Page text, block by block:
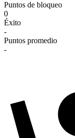
Puntos de bloqueo
0
Éxito
-
Puntos promedio
-